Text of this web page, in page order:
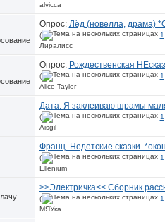
alvicca
Опрос: Лёд (новелла, драма)
(
1
Лиралисс
Опрос: Рождественская
(
1
Alice Taylor
Дата. Я заклеиваю шрамы
(
1
Aisgil
Франц. Недетские сказки.
(
1
Ellenium
>>Электричка<< Сборник
(
1
МЯУка